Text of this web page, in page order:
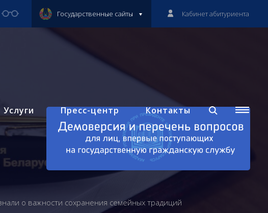
Услуги Пресс-центр Контакты
Государственные сайты Кабинет абитуриента
о важности сохранения семейных традиций